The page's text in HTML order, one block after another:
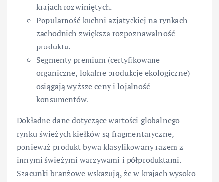
krajach rozwiniętych.
Popularność kuchni azjatyckiej na rynkach
zachodnich zwiększa rozpoznawalność
produktu.
Segmenty premium (certyfikowane
organiczne, lokalne produkcje ekologiczne)
osiągają wyższe ceny i lojalność
konsumentów.
Dokładne dane dotyczące wartości globalnego
rynku świeżych kiełków są fragmentaryczne,
ponieważ produkt bywa klasyfikowany razem z
innymi świeżymi warzywami i półproduktami.
Szacunki branżowe wskazują, że w krajach wysoko